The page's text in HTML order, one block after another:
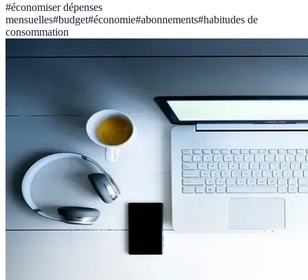
#économiser dépenses
mensuelles#budget#économie#abonnements#habitudes de
consommation